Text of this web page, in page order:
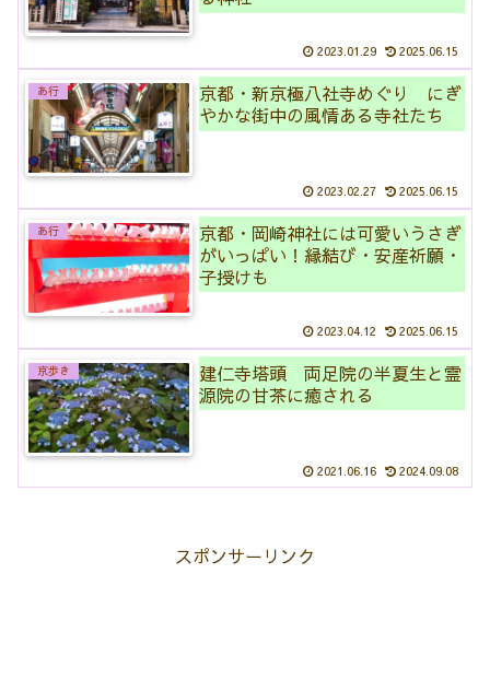
2023.01.29 2025.06.15
あ行
京都・新京極八社寺めぐり にぎ
やかな街中の風情ある寺社たち
2023.02.27 2025.06.15
あ行
京都・岡崎神社には可愛いうさぎ
がいっぱい！縁結び・安産祈願・
子授けも
2023.04.12 2025.06.15
京歩き
建仁寺塔頭 両足院の半夏生と霊
源院の甘茶に癒される
2021.06.16 2024.09.08
スポンサーリンク